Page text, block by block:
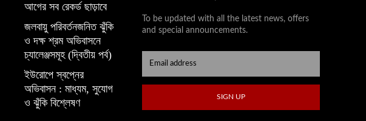
আগের সব রেকর্ড ছাড়াবে
জলবায়ু পরিবর্তনজনিত ঝুঁকি
ও দক্ষ শ্রম অভিবাসনে
চ্যালেঞ্জসমূহ (দ্বিতীয় পর্ব)
ইউরোপে স্বপ্নের
অভিবাসন : মাধ্যম, সুযোগ
ও ঝুঁকি বিশ্লেষণ
To be updated with all the latest news, offers
and special announcements.
SIGN UP